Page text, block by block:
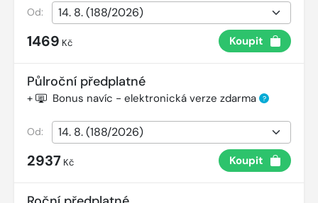
Od:
1469 Kč Koupit
Půlroční předplatné
+ Bonus navíc - elektronická verze zdarma ?
Od:
2937 Kč Koupit